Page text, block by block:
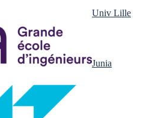
Univ Lille
Junia